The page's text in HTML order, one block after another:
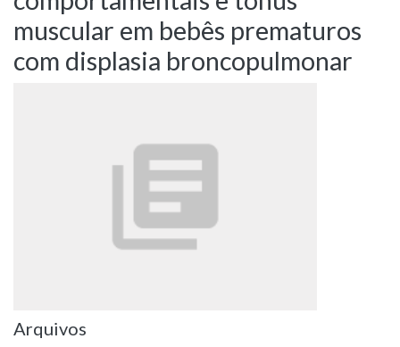
muscular em bebês prematuros
com displasia broncopulmonar
Arquivos